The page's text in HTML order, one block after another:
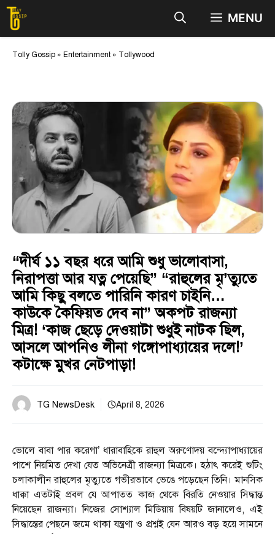
Skip
content
MENU
Tolly Gossip » Entertainment » Tollywood
“দীর্ঘ ১১ বছর ধরে আমি শুধু ভালোবাসা,
নিরাপত্তা আর যত্ন পেয়েছি” “রাহুলের মৃ’ত্যুতে
আমি কিছু বলতে পারিনি কারণ চাইনি…
কাউকে কৈফিয়ত দেব না” অকপট রাজন্যা
মিত্র! ‘কাজ ছেড়ে দেওয়াটা শুধুই নাটক ছিল,
আসলে আপনিও লীনা গঙ্গোপাধ্যায়ের দলে!’
কটাক্ষে মুখর নেটপাড়া!
TG NewsDesk April 8, 2026
ভোলে বাবা পার করেগা’ ধারাবাহিকে রাহুল অরুণোদয় বন্দ্যোপাধ্যায়ের
পাশে নিয়মিত দেখা যেত অভিনেত্রী রাজন্যা মিত্রকে। হঠাৎ করেই শুটিং
চলাকালীন রাহুলের মৃত্যুতে গভীরভাবে ভেঙে পড়েছেন তিনি। মানসিক
ধাক্কা এতটাই প্রবল যে আপাতত কাজ থেকে বিরতি নেওয়ার সিদ্ধান্ত
নিয়েছেন রাজন্যা। নিজের সোশ্যাল মিডিয়ায় বিষয়টি জানালেও, এই
সিদ্ধান্তের পেছনে জমে থাকা যন্ত্রণা ও প্রশ্নই যেন আরও বড় হয়ে সামনে